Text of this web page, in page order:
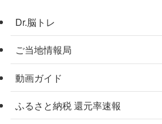
Dr.脳トレ
ご当地情報局
動画ガイド
ふるさと納税 還元率速報